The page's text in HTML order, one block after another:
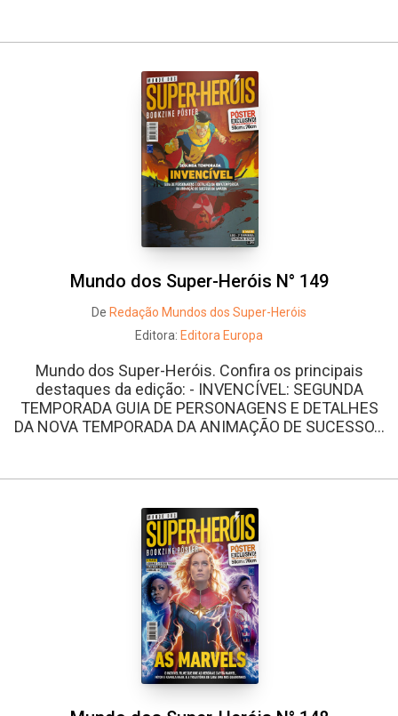
Mundo dos Super-Heróis N° 149
De Redação Mundos dos Super-Heróis
Editora: Editora Europa
Mundo dos Super-Heróis. Confira os principais
destaques da edição: - INVENCÍVEL: SEGUNDA
TEMPORADA GUIA DE PERSONAGENS E DETALHES
DA NOVA TEMPORADA DA ANIMAÇÃO DE SUCESSO...